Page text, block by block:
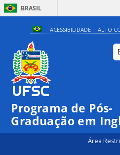
BRASIL
ACESSIBILIDADE ALTO
Programa de Pós-
Graduação em
Área